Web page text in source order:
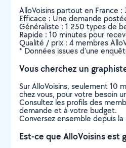
AlloVoisins partout en France
Efficace : Une demande
Généraliste : 1 250 types de
Rapide : 10 minutes pour
Qualité / prix : 4 membres
* Données issues d’une
Vous cherchez un
Sur AlloVoisins, seulement
chez vous, pour votre besoin
Consultez les profils des
demande et à votre budget.
Conversez ensemble depuis
Est-ce que AlloVoisins est